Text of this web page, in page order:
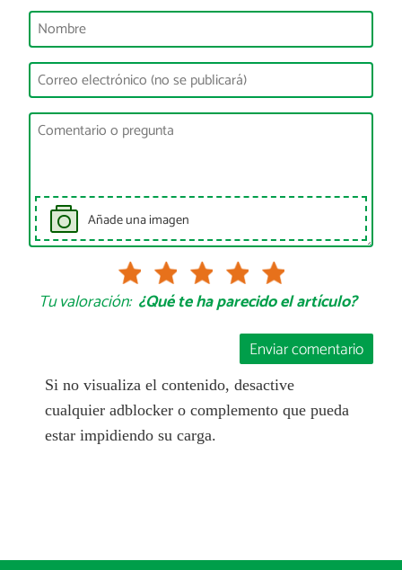
Añade una imagen
Tu valoración: ¿Qué te ha parecido el artículo?
Enviar comentario
Si no visualiza el contenido, desactive
cualquier adblocker o complemento que pueda
estar impidiendo su carga.